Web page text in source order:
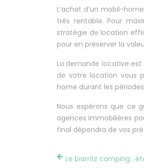
L’achat d’un mobil-
très rentable. Pour
stratégie de location
pour en préserver la
La demande locative
de votre location vous
home durant les
Nous espérons que ce
agences immobilières
final dépendra de vos
Le biarritz camping :